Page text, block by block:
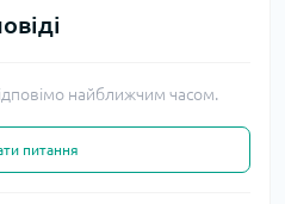
найближчим часом.
питання